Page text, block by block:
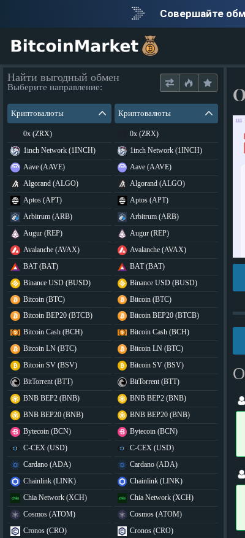
Совершайте
Найти выгодный обмен
Выберите направление:
Криптовалюты
0x (ZRX)
1inch Network (1INCH)
Aave (AAVE)
Algorand (ALGO)
Aptos (APT)
Arbitrum (ARB)
Augur (REP)
Avalanche (AVAX)
BAT (BAT)
Binance USD (BUSD)
Bitcoin (BTC)
Bitcoin BEP20 (BTCB)
Bitcoin Cash (BCH)
Bitcoin LN (BTC)
Bitcoin SV (BSV)
BitTorrent (BTT)
BNB BEP2 (BNB)
BNB BEP20 (BNB)
Bytecoin (BCN)
C-CEX (USD)
Cardano (ADA)
Chainlink (LINK)
Chia Network (XCH)
Cosmos (ATOM)
Cronos (CRO)
Криптовалюты
0x (ZRX)
1inch Network (1INCH)
Aave (AAVE)
Algorand (ALGO)
Aptos (APT)
Arbitrum (ARB)
Augur (REP)
Avalanche (AVAX)
BAT (BAT)
Binance USD (BUSD)
Bitcoin (BTC)
Bitcoin BEP20 (BTCB)
Bitcoin Cash (BCH)
Bitcoin LN (BTC)
Bitcoin SV (BSV)
BitTorrent (BTT)
BNB BEP2 (BNB)
BNB BEP20 (BNB)
Bytecoin (BCN)
C-CEX (USD)
Cardano (ADA)
Chainlink (LINK)
Chia Network (XCH)
Cosmos (ATOM)
Cronos (CRO)